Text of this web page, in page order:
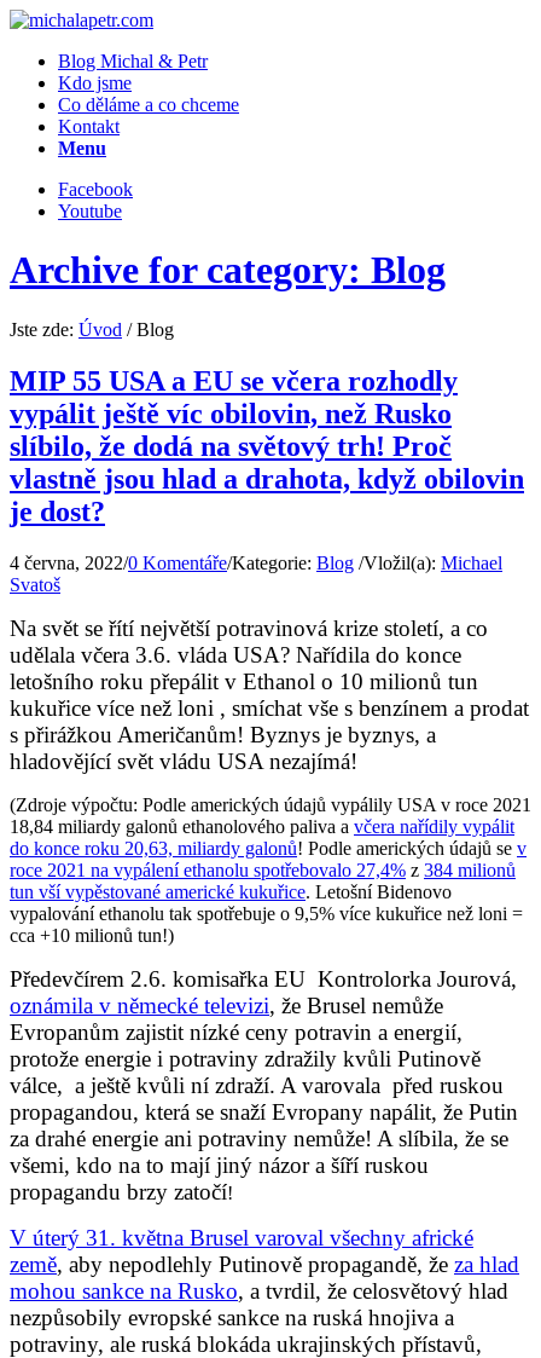
Blog Michal & Petr
Kdo jsme
Co děláme a co chceme
Kontakt
Menu
Facebook
Youtube
Archive for category: Blog
Jste zde: Úvod / Blog
MIP 55 USA a EU se včera rozhodly
vypálit ještě víc obilovin, než Rusko
slíbilo, že dodá na světový trh! Proč
vlastně jsou hlad a drahota, když obilovin
je dost?
4 června, 2022/0 Komentáře/Kategorie: Blog /Vložil(a): Michael
Svatoš
Na svět se řítí největší potravinová krize století, a co
udělala včera 3.6. vláda USA? Nařídila do konce
letošního roku přepálit v Ethanol o 10 milionů tun
kukuřice více než loni , smíchat vše s benzínem a prodat
s přirážkou Američanům! Byznys je byznys, a
hladovějící svět vládu USA nezajímá!
(Zdroje výpočtu: Podle amerických údajů vypálily USA v roce 2021
18,84 miliardy galonů ethanolového paliva a včera nařídily vypálit
do konce roku 20,63, miliardy galonů! Podle amerických údajů se v
roce 2021 na vypálení ethanolu spotřebovalo 27,4% z 384 milionů
tun vší vypěstované americké kukuřice. Letošní Bidenovo
vypalování ethanolu tak spotřebuje o 9,5% více kukuřice než loni =
cca +10 milionů tun!)
Předevčírem 2.6. komisařka EU Kontrolorka Jourová,
oznámila v německé televizi, že Brusel nemůže
Evropanům zajistit nízké ceny potravin a energií,
protože energie i potraviny zdražily kvůli Putinově
válce, a ještě kvůli ní zdraží. A varovala před ruskou
propagandou, která se snaží Evropany napálit, že Putin
za drahé energie ani potraviny nemůže! A slíbila, že se
všemi, kdo na to mají jiný názor a šíří ruskou
propagandu brzy zatočí!
V úterý 31. května Brusel varoval všechny africké
země, aby nepodlehly Putinově propagandě, že za hlad
mohou sankce na Rusko, a tvrdil, že celosvětový hlad
nezpůsobily evropské sankce na ruská hnojiva a
potraviny, ale ruská blokáda ukrajinských přístavů,